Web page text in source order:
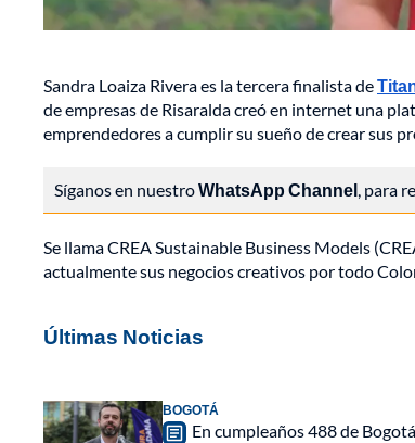
Sandra Loaiza Rivera es la tercera finalista de
de empresas de Risaralda creó en internet una
emprendedores a cumplir su sueño de crear sus
Síganos en nuestroWhatsApp Channel, para
Se llama CREA Sustainable Business Models
actualmente sus negocios creativos por todo
Últimas Noticias
BOGOTÁ
En cumpleaños 488 de